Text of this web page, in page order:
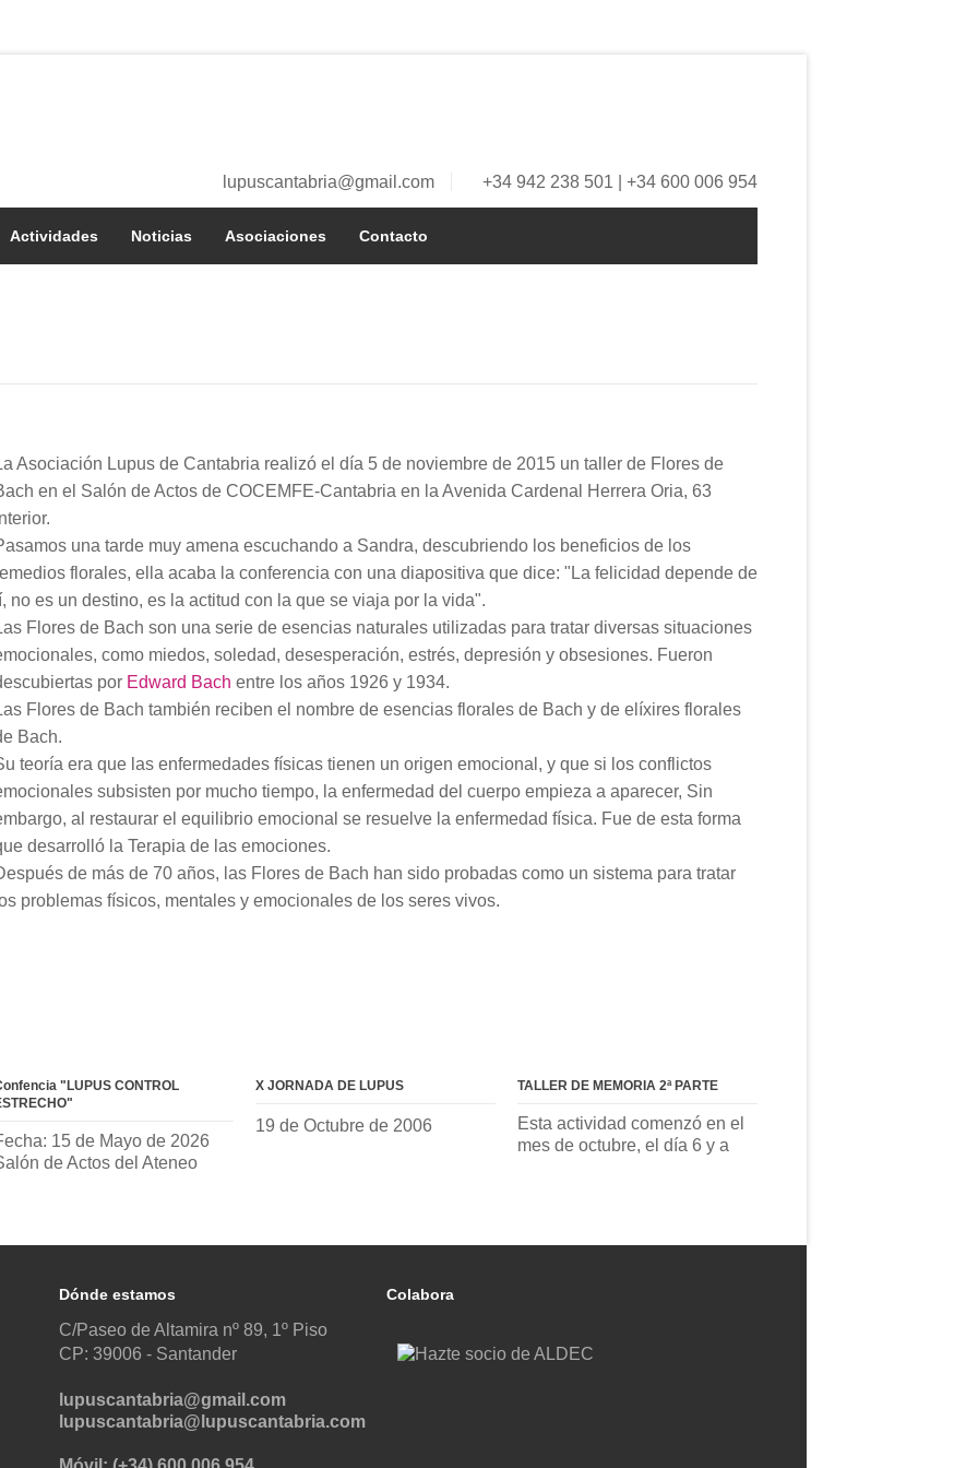
lupuscantabria@gmail.com +34 942 238 501 | +34 600 006 954
Actividades Noticias Asociaciones Contacto
Asociación Lupus de Cantabria realizó el día 5 de noviembre de 2015 un taller de Flores de
en el Salón de Actos de COCEMFE-Cantabria en la Avenida Cardenal Herrera Oria, 63
una tarde muy amena escuchando a Sandra, descubriendo los beneficios de los
florales, ella acaba la conferencia con una diapositiva que dice: "La felicidad depende de
no es un destino, es la actitud con la que se viaja por la vida".
Flores de Bach son una serie de esencias naturales utilizadas para tratar diversas situaciones
como miedos, soledad, desesperación, estrés, depresión y obsesiones. Fueron
por Edward Bach entre los años 1926 y 1934.
Flores de Bach también reciben el nombre de esencias florales de Bach y de elíxires florales
Bach.
teoría era que las enfermedades físicas tienen un origen emocional, y que si los conflictos
subsisten por mucho tiempo, la enfermedad del cuerpo empieza a aparecer, Sin
al restaurar el equilibrio emocional se resuelve la enfermedad física. Fue de esta forma
desarrolló la Terapia de las emociones.
de más de 70 años, las Flores de Bach han sido probadas como un sistema para tratar
problemas físicos, mentales y emocionales de los seres vivos.
"LUPUS CONTROL
15 de Mayo de 2026
de Actos del Ateneo
X JORNADA DE LUPUS
19 de Octubre de 2006
TALLER DE MEMORIA 2ª PARTE
Esta actividad comenzó en el
mes de octubre, el día 6 y a
Dónde estamos
C/Paseo de Altamira nº 89, 1º Piso
CP: 39006 - Santander
lupuscantabria@gmail.com
lupuscantabria@lupuscantabria.com
Colabora